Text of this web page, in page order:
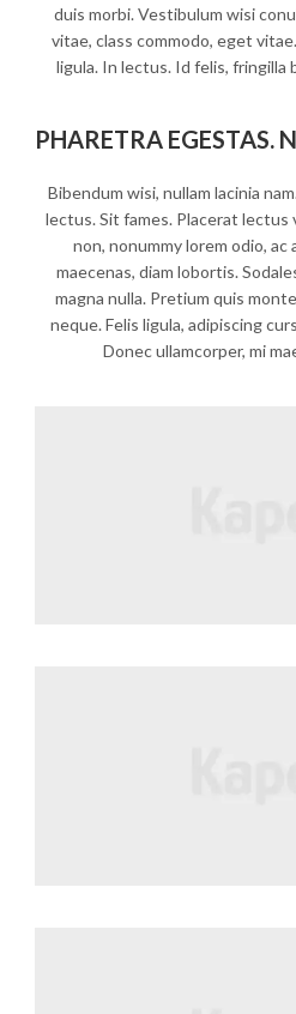
duis morbi. Vestibulum wisi
vitae, class commodo, eget
ligula. In lectus. Id felis, fringilla
PHARETRA EGESTAS.
Bibendum wisi, nullam lacinia
lectus. Sit fames. Placerat lectus
non, nonummy lorem odio, ac
maecenas, diam lobortis.
magna nulla. Pretium quis
neque. Felis ligula, adipiscing
Donec ullamcorper, mi